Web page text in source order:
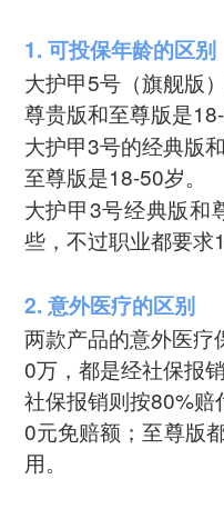
1. 可投保年龄的区别
大护甲5号（旗舰版
尊贵版和至尊版是18-
大护甲3号的经典版
至尊版是18-50岁。
大护甲3号经典版和
些，不过职业都要求
2. 意外医疗的区别
两款产品的意外医疗
0万，都是经社保报
社保报销则按80%
0元免赔额；至尊版
用。